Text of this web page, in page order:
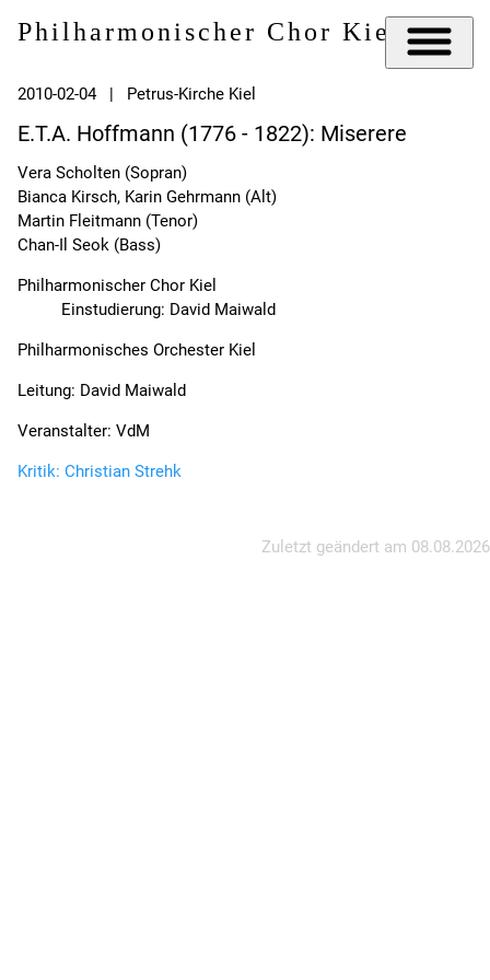
Philharmonischer Chor Kiel e.V.
2010-02-04 | Petrus-Kirche Kiel
E.T.A. Hoffmann (1776 - 1822): Miserere
Vera Scholten (Sopran)
Bianca Kirsch, Karin Gehrmann (Alt)
Martin Fleitmann (Tenor)
Chan-Il Seok (Bass)
Philharmonischer Chor Kiel
Einstudierung: David Maiwald
Philharmonisches Orchester Kiel
Leitung: David Maiwald
Veranstalter: VdM
Kritik: Christian Strehk
Zuletzt geändert am 08.08.2026